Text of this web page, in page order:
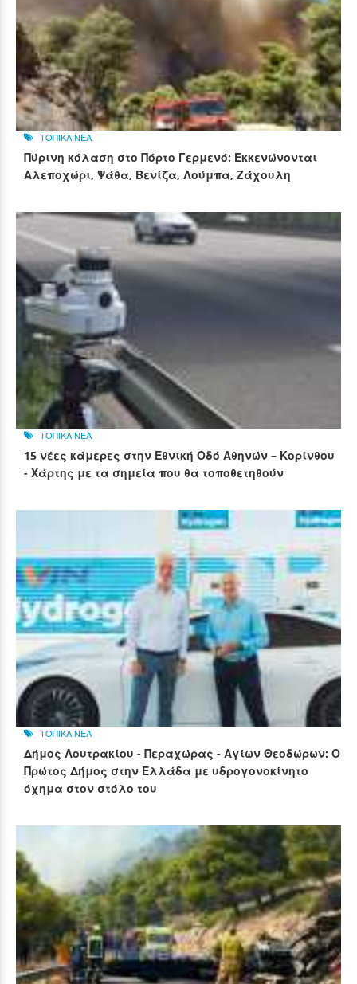
ΤΟΠΙΚΑ ΝΕΑ
Πύρινη κόλαση στο Πόρτο Γερμενό: Εκκενώνονται
Αλεποχώρι, Ψάθα, Βενίζα, Λούμπα, Ζάχουλη
ΤΟΠΙΚΑ ΝΕΑ
15 νέες κάμερες στην Εθνική Οδό Αθηνών – Κορίνθου
- Χάρτης με τα σημεία που θα τοποθετηθούν
ΤΟΠΙΚΑ ΝΕΑ
Δήμος Λουτρακίου - Περαχώρας - Αγίων Θεοδώρων: Ο
Πρώτος Δήμος στην Ελλάδα με υδρογονοκίνητο
όχημα στον στόλο του